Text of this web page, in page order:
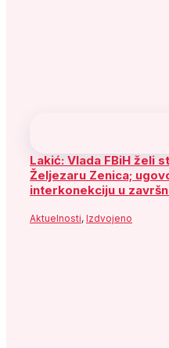
Lakić: Vlada FBiH želi
Željezaru Zenica;
interkonekciju u
Aktuelnosti, Izdvojeno